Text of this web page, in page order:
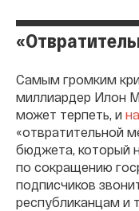
Самым громким
миллиардер Илон
может терпеть, и
«отвратительной
бюджета, который
по сокращению
подписчиков
республиканцам и